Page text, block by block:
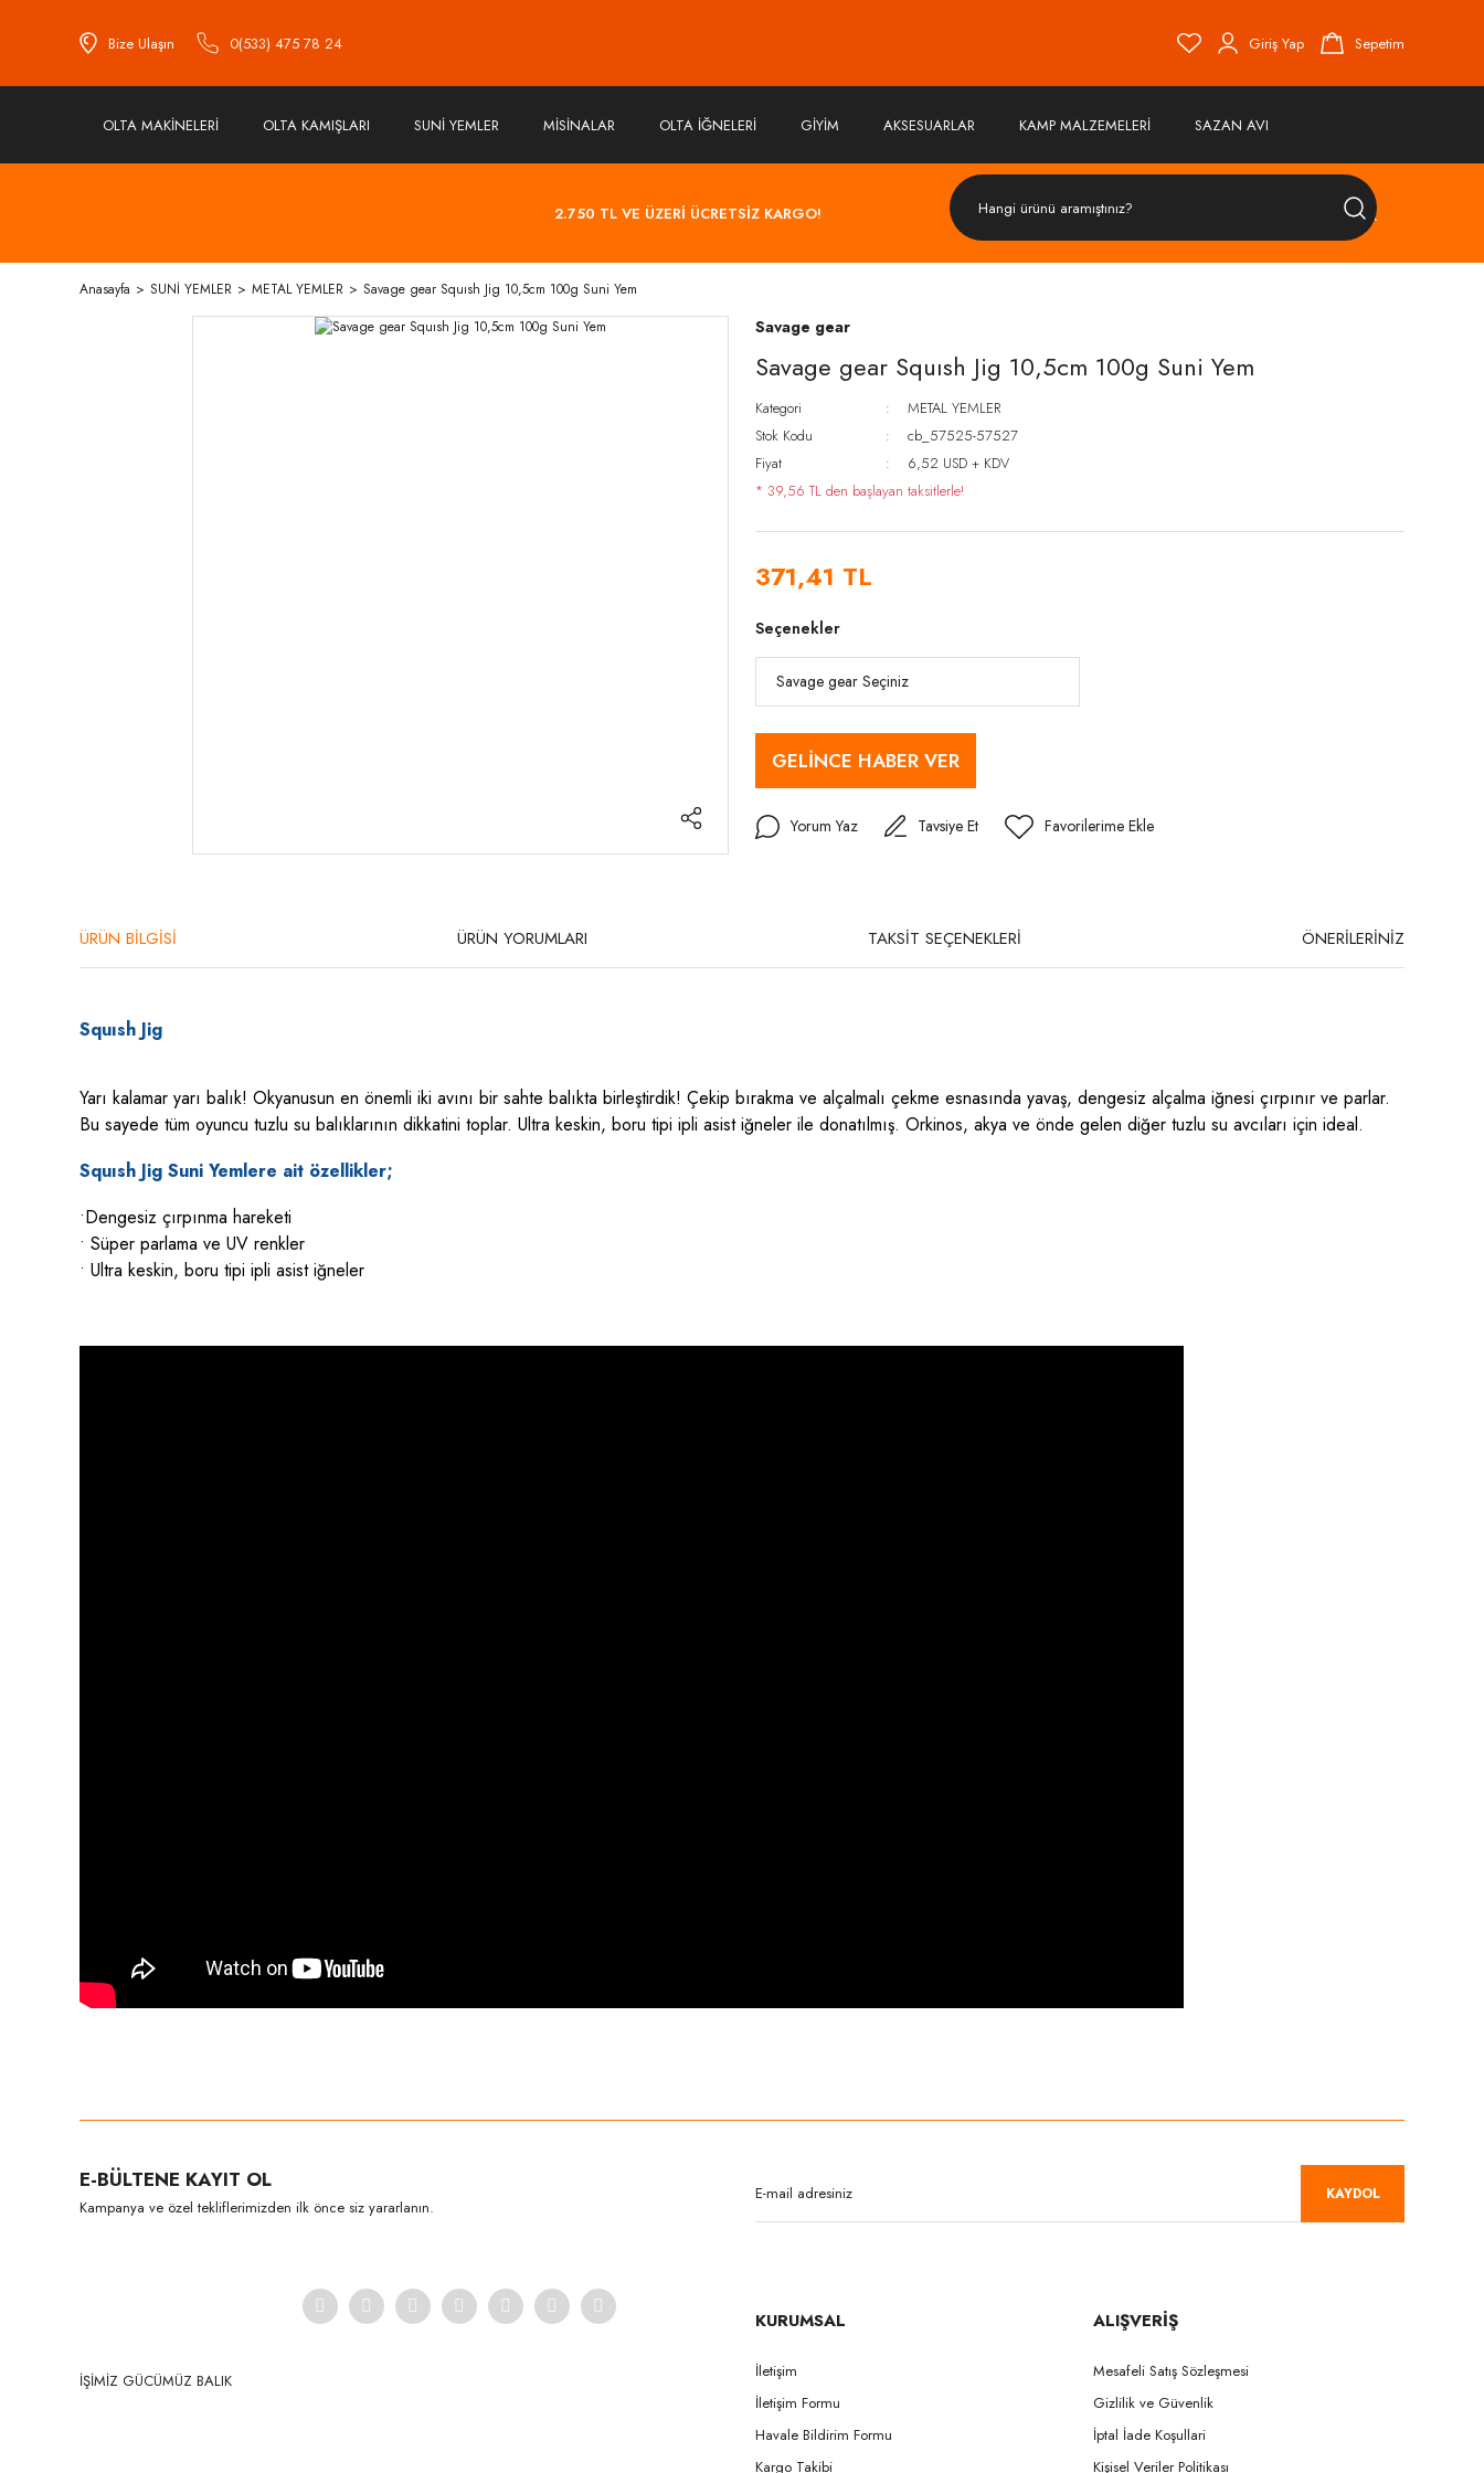
Bize Ulaşın 0(533) 475 78 24 Giriş Yap Sepetim
OLTA MAKİNELERİ OLTA KAMIŞLARI SUNİ YEMLER MİSİNALAR OLTA İĞNELERİ GİYİM AKSESUARLAR KAMP MALZEMELERİ SAZAN AVI
2.750 TL VE ÜZERİ ÜCRETSİZ KARGO!
ÜRÜN
Anasayfa SUNİ YEMLER METAL YEMLER Savage gear Squısh Jig 10,5cm 100g Suni Yem
Savage gear
Savage gear Squısh Jig 10,5cm 100g Suni Yem
Kategori
METAL YEMLER
Stok Kodu
cb_57525-57527
Fiyat
6,52 USD + KDV
* 39,56 TL den başlayan taksitlerle!
371,41 TL
Seçenekler
GELİNCE HABER VER
Yorum Yaz Tavsiye Et
ÜRÜN BİLGİSİ ÜRÜN YORUMLARI TAKSİT SEÇENEKLERİ ÖNERİLERİNİZ
Squısh Jig
Yarı kalamar yarı balık! Okyanusun en önemli iki avını bir sahte balıkta birleştirdik! Çekip bırakma ve alçalmalı çekme esnasında yavaş, dengesiz alçalma iğnesi çırpınır ve parlar.
Bu sayede tüm oyuncu tuzlu su balıklarının dikkatini toplar. Ultra keskin, boru tipi ipli asist iğneler ile donatılmış. Orkinos, akya ve önde gelen diğer tuzlu su avcıları için ideal.
Squısh Jig Suni Yemlere ait özellikler;
•Dengesiz çırpınma hareketi
• Süper parlama ve UV renkler
• Ultra keskin, boru tipi ipli asist iğneler
Ürün açıklamasında eksik bilgiler bulunuyor.
Ürün bilgilerinde hatalar bulunuyor.
E-BÜLTENE KAYIT OL
Kampanya ve özel tekliflerimizden ilk önce siz yararlanın.
KAYDOL
İŞİMİZ GÜCÜMÜZ BALIK
KURUMSAL
İletişim
İletişim Formu
Havale Bildirim Formu
Kargo Takibi
ALIŞVERİŞ
Mesafeli Satış Sözleşmesi
Gizlilik ve Güvenlik
İptal İade Koşullari
Kişisel Veriler Politikası